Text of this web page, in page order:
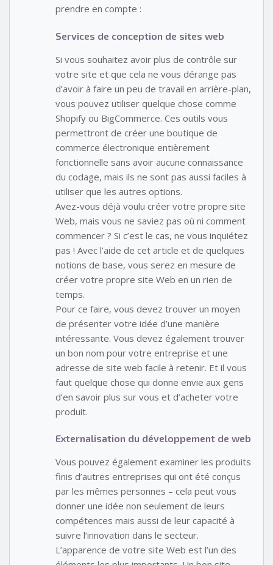
prendre en compte :
Services de conception de sites web
Si vous souhaitez avoir plus de contrôle sur
votre site et que cela ne vous dérange pas
d’avoir à faire un peu de travail en arrière-plan,
vous pouvez utiliser quelque chose comme
Shopify ou BigCommerce. Ces outils vous
permettront de créer une boutique de
commerce électronique entièrement
fonctionnelle sans avoir aucune connaissance
du codage, mais ils ne sont pas aussi faciles à
utiliser que les autres options.
Avez-vous déjà voulu créer votre propre site
Web, mais vous ne saviez pas où ni comment
commencer ? Si c’est le cas, ne vous inquiétez
pas ! Avec l’aide de cet article et de quelques
notions de base, vous serez en mesure de
créer votre propre site Web en un rien de
temps.
Pour ce faire, vous devez trouver un moyen
de présenter votre idée d’une manière
intéressante. Vous devez également trouver
un bon nom pour votre entreprise et une
adresse de site web facile à retenir. Et il vous
faut quelque chose qui donne envie aux gens
d’en savoir plus sur vous et d’acheter votre
produit.
Externalisation du développement de web
Vous pouvez également examiner les produits
finis d’autres entreprises qui ont été conçus
par les mêmes personnes – cela peut vous
donner une idée non seulement de leurs
compétences mais aussi de leur capacité à
suivre l’innovation dans le secteur.
L’apparence de votre site Web est l’un des